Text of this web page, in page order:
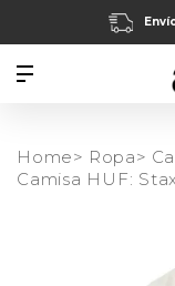
Home> Ropa>
Camisa HUF: